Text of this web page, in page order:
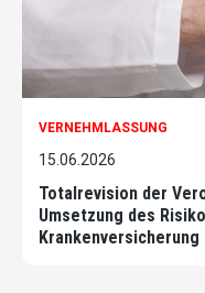
VERNEHMLASSUNG
15.06.2026
Totalrevision der
Umsetzung des
Krankenversicherung